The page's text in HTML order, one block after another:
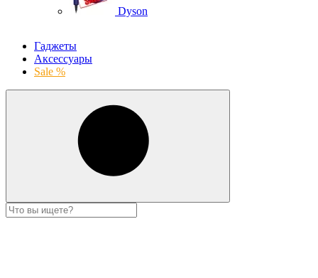
Dyson
Гаджеты
Аксессуары
Sale %